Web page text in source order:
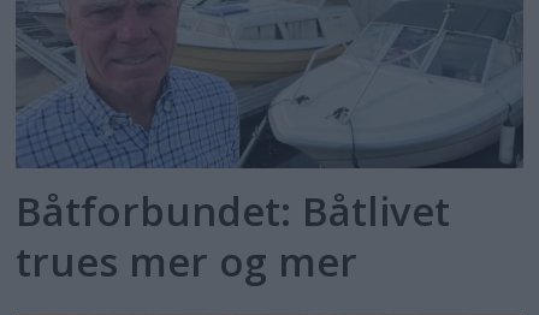
Båtforbundet: Båtlivet
trues mer og mer